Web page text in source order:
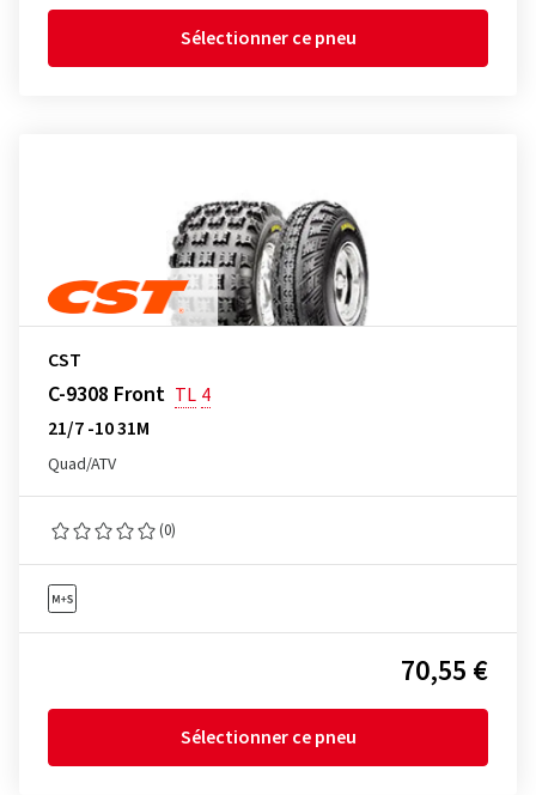
Sélectionner ce pneu
CST
C-9308 Front TL 4
21/7 -10 31M
Quad/ATV
(0)
70,55 €
Sélectionner ce pneu